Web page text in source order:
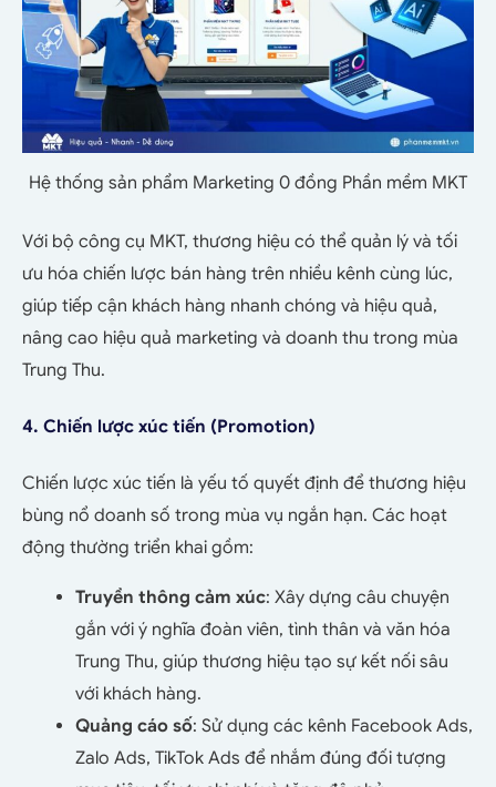
Hệ thống sản phẩm Marketing 0 đồng Phần mềm MKT
Với bộ công cụ MKT, thương hiệu có thể quản lý và tối
ưu hóa chiến lược bán hàng trên nhiều kênh cùng lúc,
giúp tiếp cận khách hàng nhanh chóng và hiệu quả,
nâng cao hiệu quả marketing và doanh thu trong mùa
Trung Thu.
4. Chiến lược xúc tiến (Promotion)
Chiến lược xúc tiến là yếu tố quyết định để thương hiệu
bùng nổ doanh số trong mùa vụ ngắn hạn. Các hoạt
động thường triển khai gồm:
Truyền thông cảm xúc: Xây dựng câu chuyện
gắn với ý nghĩa đoàn viên, tình thân và văn hóa
Trung Thu, giúp thương hiệu tạo sự kết nối sâu
với khách hàng.
Quảng cáo số: Sử dụng các kênh Facebook Ads,
Zalo Ads, TikTok Ads để nhắm đúng đối tượng